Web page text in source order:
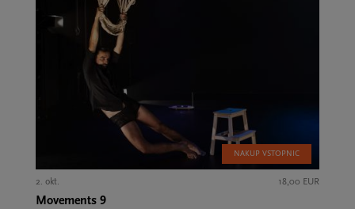
NAKUP VSTOPNIC
2. okt. 18,00 EUR
Movements 9